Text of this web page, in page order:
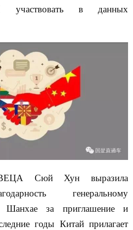
участвовать в данных
Сюй Хун выразила
генеральному
Шанхае за приглашение и
годы Китай прилагает